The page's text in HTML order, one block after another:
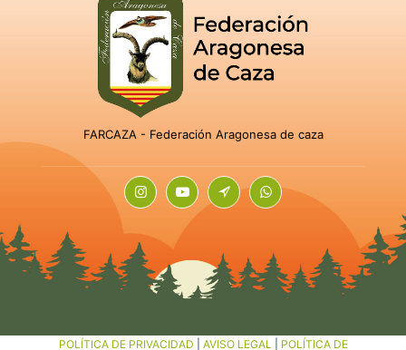
FARCAZA - Federación Aragonesa de caza
POLÍTICA DE PRIVACIDAD AVISO LEGAL POLÍTICA DE